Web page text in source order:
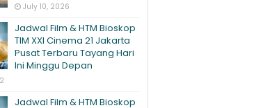
July 10, 2026
Jadwal Film & HTM Bioskop
TIM XXI Cinema 21 Jakarta
Pusat Terbaru Tayang Hari
Ini Minggu Depan
Jadwal Film & HTM Bioskop